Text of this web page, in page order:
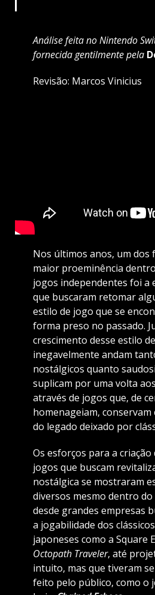
Análise feita no Nintendo
fornecida gentilmente pela
Revisão: Marcos Vinicius
Nos últimos anos, um dos
maior proeminência
jogos independentes foi a
que buscaram retomar
estilo de jogo que se
forma preso no passado.
crescimento desse estilo
inegavelmente andam
nostálgicos quanto
suplicam por uma volta
através de jogos que, de
homenageiam,
do legado deixado por
Os esforços para a criação
jogos que buscam
nostálgica se mostraram
diversos mesmo dentro
desde grandes empresas
a jogabilidade dos
japoneses como a Square
Octopath Traveler, até
intuito, mas que tiveram
feito pelo público, como o